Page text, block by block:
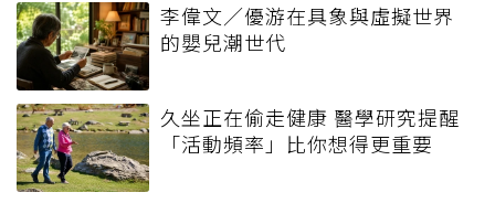
李偉文／優游在具象與虛擬世界
的嬰兒潮世代
久坐正在偷走健康 醫學研究提醒
「活動頻率」比你想得更重要